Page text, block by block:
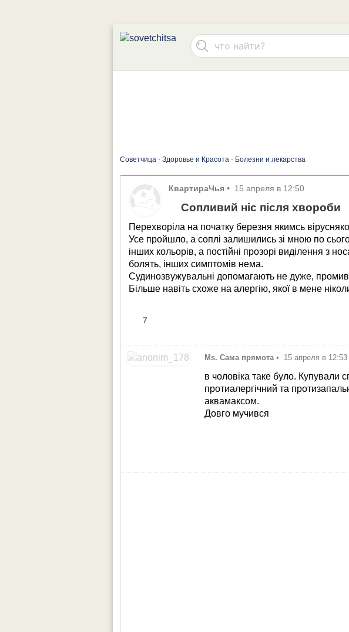
Советчица - Здоровье и Красота - Болезни и лекарства
КвартираЧья • 15 апреля в 12:50
Сопливий ніс після хвороби
Перехворіла на початку березня якимсь
Усе пройшло, а соплі залишились зі мною по
інших кольорів, а постійні прозорі виділення з
болять, інших симптомів нема.
Судинозвужувальні допомагають не дуже,
Більше навіть схоже на алергію, якої в мене
7
Ms. Сама прямота • 15 апреля в 12:53
в чоловіка таке було. Купували
протиалергічний та
аквамаксом.
Довго мучився